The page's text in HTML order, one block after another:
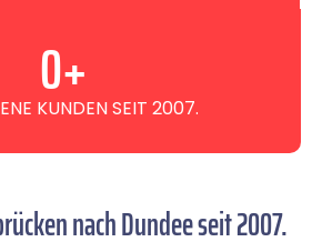
KUNDEN SEIT 2007.
0+
nach Dundee seit 2007.